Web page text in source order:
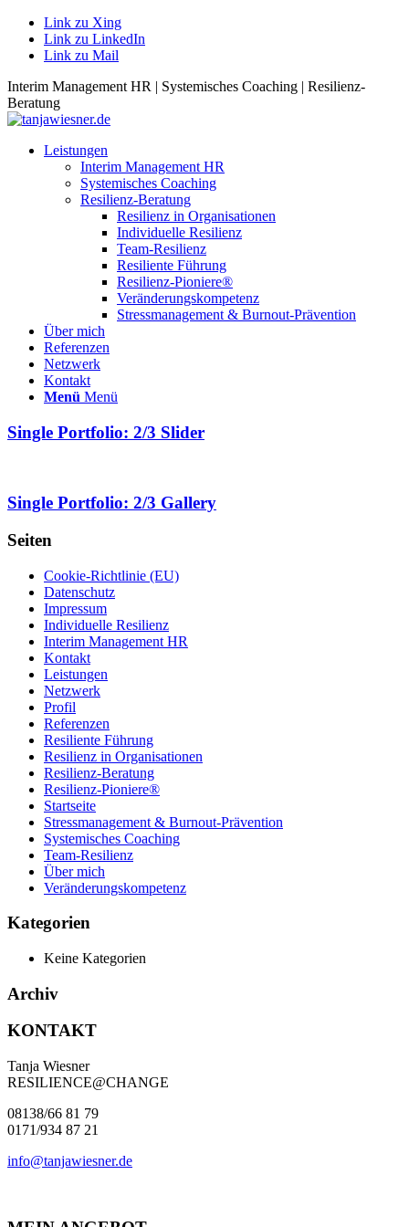
Link zu Xing
Link zu LinkedIn
Link zu Mail
Interim Management HR | Systemisches Coaching | Resilienz-
Beratung
Leistungen
Interim Management HR
Systemisches Coaching
Resilienz-Beratung
Resilienz in Organisationen
Individuelle Resilienz
Team-Resilienz
Resiliente Führung
Resilienz-Pioniere®
Veränderungskompetenz
Stressmanagement & Burnout-Prävention
Über mich
Referenzen
Netzwerk
Kontakt
Menü Menü
Single Portfolio: 2/3 Slider
Single Portfolio: 2/3 Gallery
Seiten
Cookie-Richtlinie (EU)
Datenschutz
Impressum
Individuelle Resilienz
Interim Management HR
Kontakt
Leistungen
Netzwerk
Profil
Referenzen
Resiliente Führung
Resilienz in Organisationen
Resilienz-Beratung
Resilienz-Pioniere®
Startseite
Stressmanagement & Burnout-Prävention
Systemisches Coaching
Team-Resilienz
Über mich
Veränderungskompetenz
Kategorien
Keine Kategorien
Archiv
KONTAKT
Tanja Wiesner
RESILIENCE@CHANGE
08138/66 81 79
0171/934 87 21
info@tanjawiesner.de